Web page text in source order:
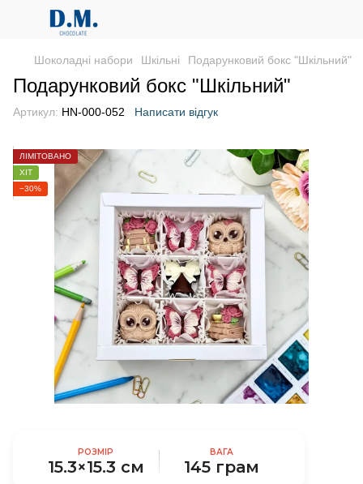
Шоколадні набори Шкільні Подарунковий бокс "Шкільний"
Подарунковий бокс "Шкільний"
Артикул: HN-000-052 Написати відгук
ЛІМІТОВАНО
ХІТ
−30%
РОЗМІР
15.3×15.3 см
ВАГА
145 грам